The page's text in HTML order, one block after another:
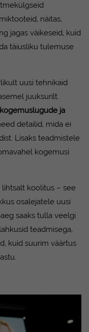
näitas,
jagas väikeseid, kuid
täiusliku tulemuse
uusi tehnikaid
juuksurilt.
kogemuslugude ja
detailid, mida ei
Lisaks teadmistele
kogemusi
koolitus – see
osalejatele uusi
saaks tulla veelgi
teadmisega,
kuid suurim väärtus